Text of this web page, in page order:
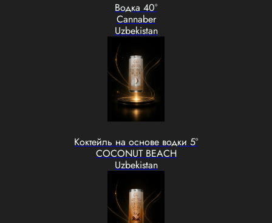
Водка 40°
Cannaber
Uzbekistan
Коктейль на основе водки 5°
COCONUT BEACH
Uzbekistan